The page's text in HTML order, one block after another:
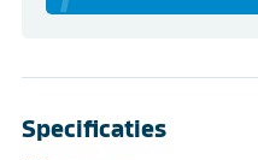
Specificaties